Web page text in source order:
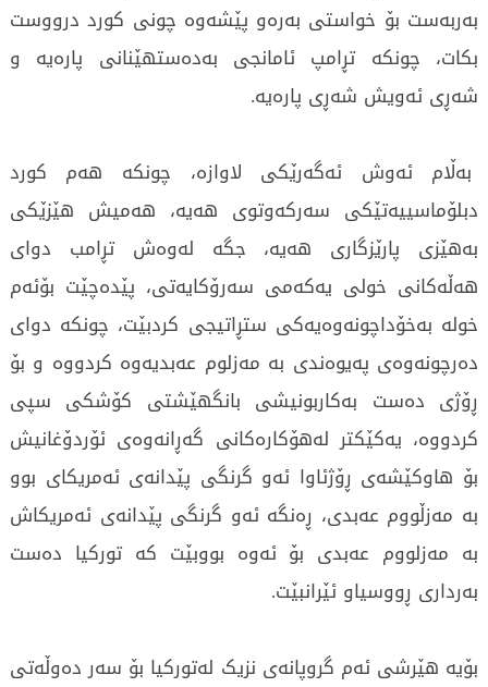
بەربەست بۆ خواستی بەرەو پێشەوە چونی کورد درووست
بکات، چونکە تڕامپ ئامانجی بەدەستهێنانی پارەیە و
شەڕی ئەویش شەڕی پارەیە.
بەڵام ئەوش ئەگەرێکی لاوازە، چونکە هەم کورد
دبلۆماسییەتێکی سەرکەوتوی هەیە، هەمیش هێزێکی
بەهێزی پارێزگاری هەیە، جگە لەوەش تڕامب دوای
هەڵەکانی خولی یەکەمی سەرۆکایەتی، پێدەچێت بۆئەم
خولە بەخۆداچونەوەیەکی ستڕاتیجی کردبێت، چونکە دوای
دەرچونەوەی پەیوەندی بە مەزلوم عەبدیەوە کردووە و بۆ
ڕۆژی دەست بەکاربونیشی بانگهێشتی کۆشکی سپی
کردووە، یەکێکتر لەهۆکارەکانی گەڕانەوەی ئۆردۆغانیش
بۆ هاوکێشەی ڕۆژئاوا ئەو گرنگی پێدانەی ئەمریکای بوو
بە مەزڵووم عەبدی، ڕەنگە ئەو گرنگی پێدانەی ئەمریکاش
بە مەزلووم عەبدی بۆ ئەوە بووبێت کە تورکیا دەست
بەرداری ڕووسیاو ئێرانبێت.
بۆیە هێرشی ئەم گروپانەی نزیک لەتورکیا بۆ سەر دەوڵەتی